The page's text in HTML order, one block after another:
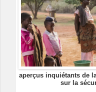
aperçus inquiétants de
sur la